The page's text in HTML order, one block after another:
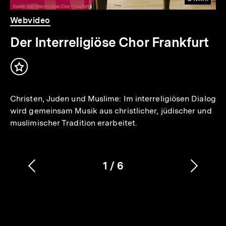
Video
Dauer
8
Min.
Webvideo
Der Interreligiöse Chor Frankfurt
Inhalt
Christen, Juden und Muslime: Im interreligiösen Dialog
wird gemeinsam Musik aus christlicher, jüdischer und
muslimischer Tradition erarbeitet.
Karussellinhalt
1
von
/ 6
Vorherigen